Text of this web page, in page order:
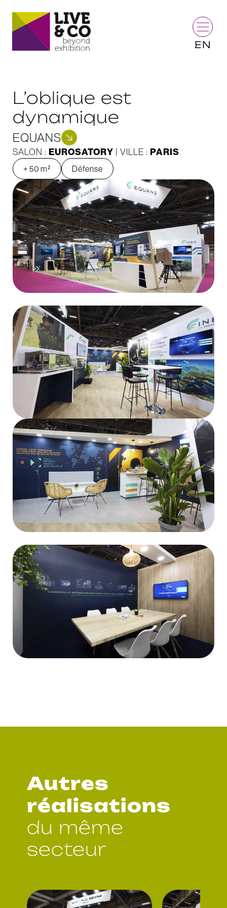
EN
L’oblique est
dynamique
EQUANS
SALON : EUROSATORY | VILLE : PARIS
+ 50 m² Défense
Autres
réalisations
du même
secteur